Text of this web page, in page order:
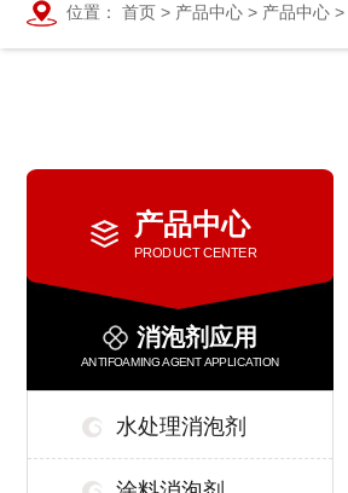
位置： 首页 > 产品中心 > 产品中心 >
产品中心
PRODUCT CENTER
消泡剂应用
ANTIFOAMING AGENT APPLICATION
水处理消泡剂